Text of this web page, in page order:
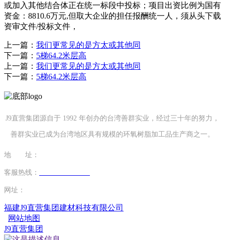
或加入其他结合体正在统一标段中投标；项目出资比例为国有
资金：8810.6万元,但取大企业的担任报酬统一人，须从头下载
资审文件/投标文件，
上一篇： 我们更常见的是方太或其他同
下一篇： 5梯64.2米层高
上一篇： 我们更常见的是方太或其他同
下一篇： 5梯64.2米层高
J9直营集团源自于 1992 年创办的台湾善群实业，经过三十年的努力，
善群实业已成为台湾地区具有规模的环氧树脂加工品生产商之一。
地 址：
客服热线：
网址：
福建J9直营集团建材科技有限公司
网站地图
J9直营集团